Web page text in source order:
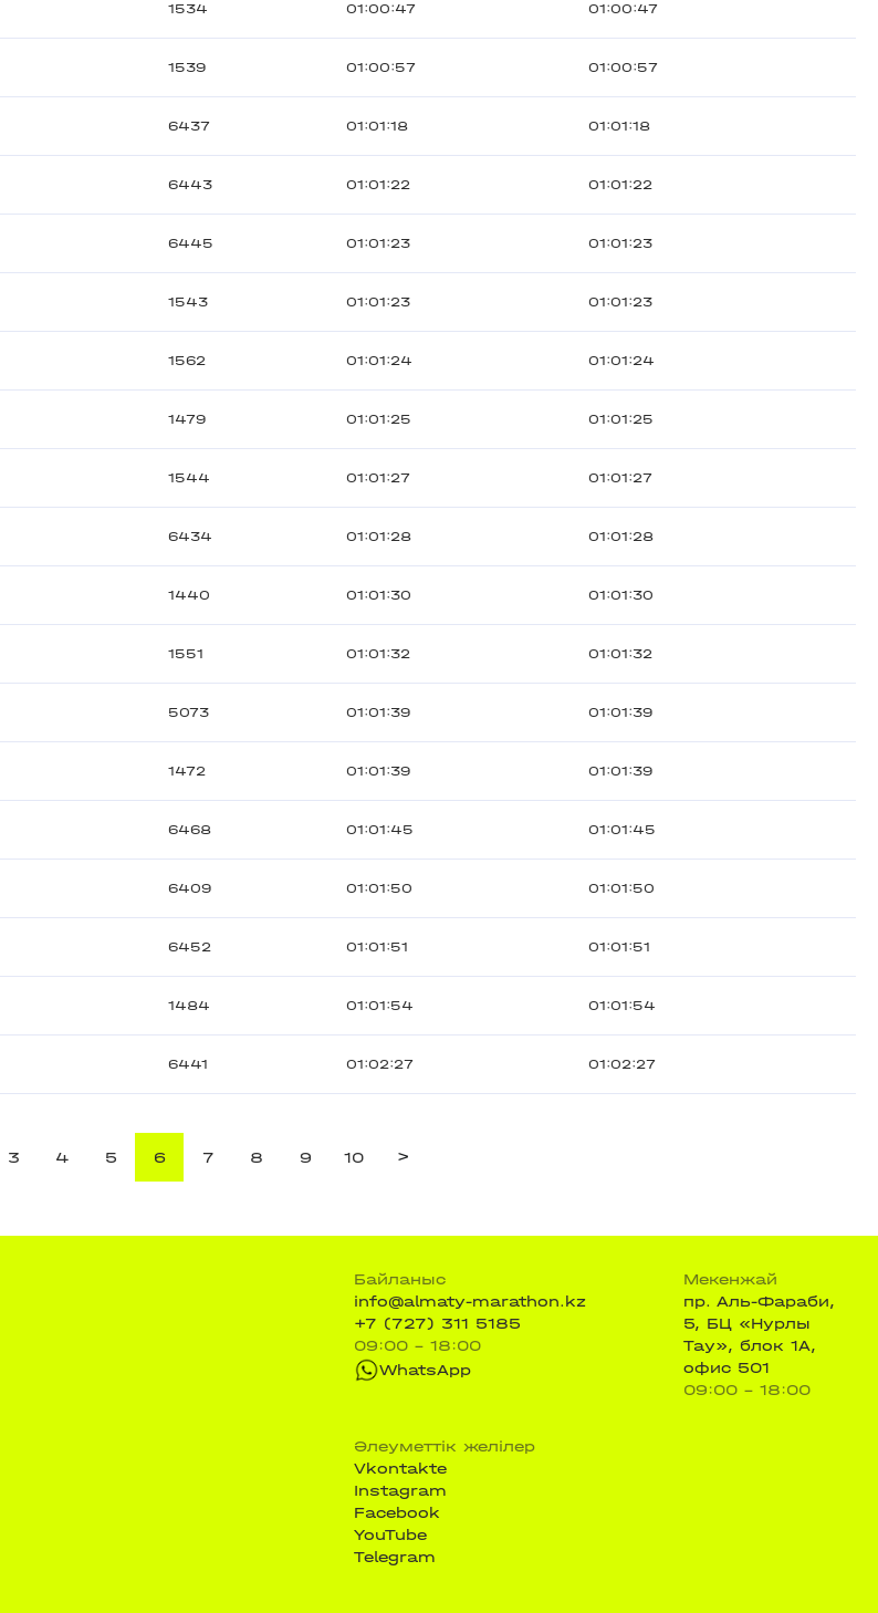
1534 01:00:47 01:00:47
1539 01:00:57 01:00:57
6437 01:01:18 01:01:18
6443 01:01:22 01:01:22
6445 01:01:23 01:01:23
1543 01:01:23 01:01:23
1562 01:01:24 01:01:24
1479 01:01:25 01:01:25
1544 01:01:27 01:01:27
6434 01:01:28 01:01:28
1440 01:01:30 01:01:30
1551 01:01:32 01:01:32
5073 01:01:39 01:01:39
1472 01:01:39 01:01:39
6468 01:01:45 01:01:45
6409 01:01:50 01:01:50
6452 01:01:51 01:01:51
1484 01:01:54 01:01:54
6441 01:02:27 01:02:27
3 4 5 6 7 8 9 10 >
Байланыс
info@almaty-marathon.kz
+7 (727) 311 5185
09:00 - 18:00
WhatsApp
Мекенжай
пр. Аль-Фараби,
5, БЦ «Нурлы
Тау», блок 1А,
офис 501
09:00 - 18:00
Әлеуметтік желілер
Vkontakte
Instagram
Facebook
YouTube
Telegram